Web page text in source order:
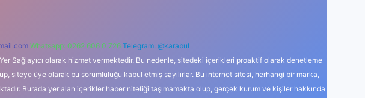
Whatsapp: 0262 606 0 726 Telegram: @karabul
Sağlayıcı olarak hizmet vermektedir. Bu nedenle, sitedeki içerikleri proaktif olarak denetleme
siteye üye olarak bu sorumluluğu kabul etmiş sayılırlar. Bu internet sitesi, herhangi bir marka,
Burada yer alan içerikler haber niteliği taşımamakta olup, gerçek kurum ve kişiler hakkında